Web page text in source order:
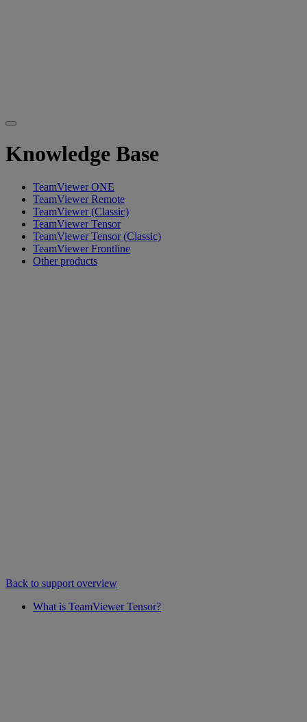
Knowledge Base
TeamViewer ONE
TeamViewer Remote
TeamViewer (Classic)
TeamViewer Tensor
TeamViewer Tensor (Classic)
TeamViewer Frontline
Other products
Back to support overview
What is TeamViewer Tensor?